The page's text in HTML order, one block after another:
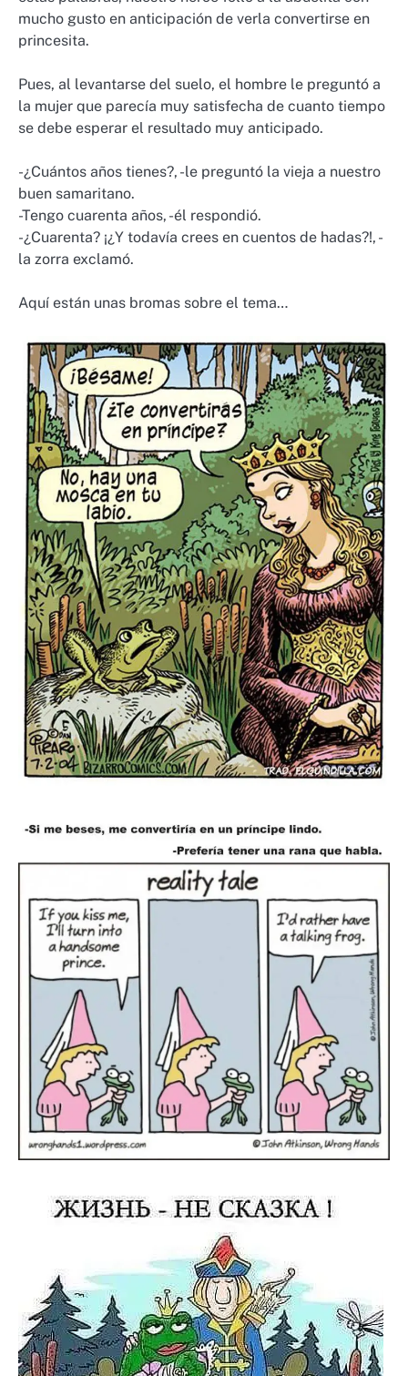
mucho gusto en anticipación de verla convertirse en
princesita.
Pues, al levantarse del suelo, el hombre le preguntó a
la mujer que parecía muy satisfecha de cuanto tiempo
se debe esperar el resultado muy anticipado.
-¿Cuántos años tienes?, -le preguntó la vieja a nuestro
buen samaritano.
-Tengo cuarenta años, -él respondió.
-¿Cuarenta? ¡¿Y todavía crees en cuentos de hadas?!, -
la zorra exclamó.
Aquí están unas bromas sobre el tema…